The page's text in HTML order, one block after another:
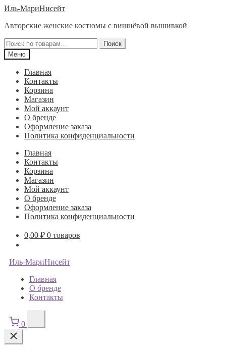
Перейти
навигации
Перейти
содержимому
Иль-МариНисейт
Авторские женские костюмы с вишнёвой вышивкой
Искать:
Поиск
Меню
Главная
Контакты
Корзина
Магазин
Мой аккаунт
О бренде
Оформление заказа
Политика конфиденциальности
Главная
Контакты
Корзина
Магазин
Мой аккаунт
О бренде
Оформление заказа
Политика конфиденциальности
0,00 ₽ 0 товаров
Иль-МариНисейт
Главная
О бренде
Контакты
0